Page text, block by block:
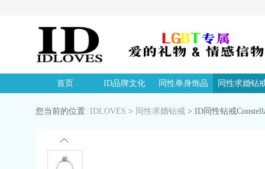
首页 ID品牌文化 同性单身饰品 同性求婚钻
您当前的位置: IDLOVES > 同性求婚钻戒 > ID同性钻戒